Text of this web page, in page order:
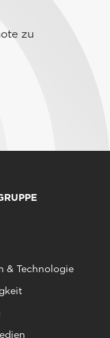
zu
& Technologie